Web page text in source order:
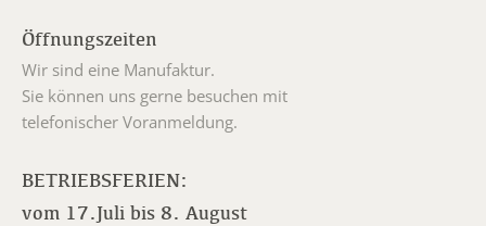
Öffnungszeiten
Wir sind eine Manufaktur.
Sie können uns gerne besuchen mit
telefonischer Voranmeldung.
BETRIEBSFERIEN:
vom 17.Juli bis 8. August